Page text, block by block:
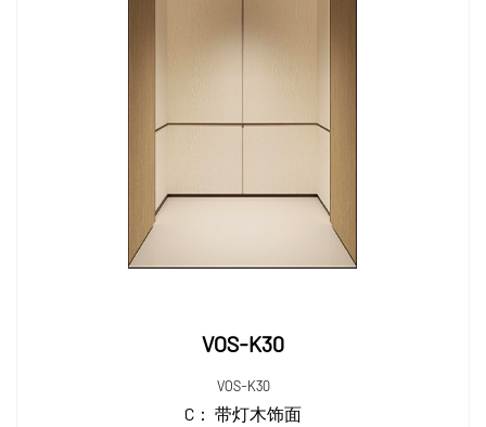
VOS-K30
VOS-K30
C： 带灯木饰面